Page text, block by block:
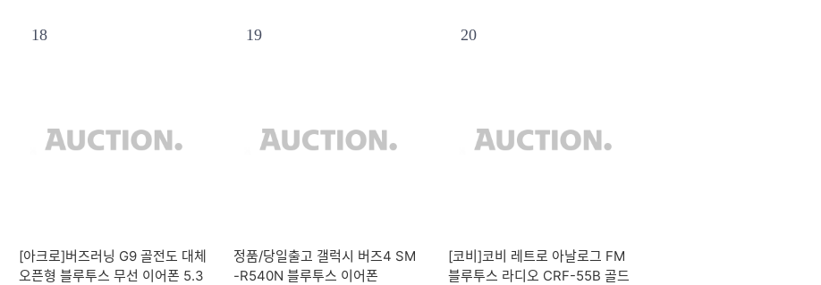
18
[아크로]버즈러닝 G9 골전도 대체
오픈형 블루투스 무선 이어폰 5.3
19
정품/당일출고 갤럭시 버즈4 SM
-R540N 블루투스 이어폰
20
[코비]코비 레트로 아날로그 FM
블루투스 라디오 CRF-55B 골드